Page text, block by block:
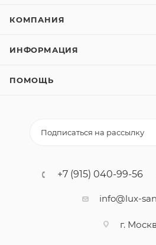
КОМПАНИЯ
ИНФОРМАЦИЯ
ПОМОЩЬ
Подписаться на рассылку
+7 (915) 040-99-56
info@lux-
г.